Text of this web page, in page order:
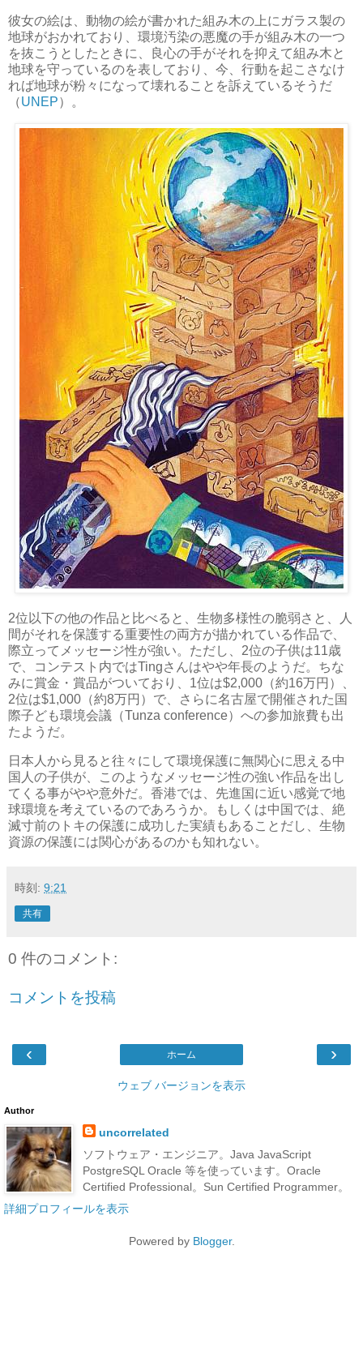
彼女の絵は、動物の絵が書かれた組み木の上にガラス製の
地球がおかれており、環境汚染の悪魔の手が組み木の一つ
を抜こうとしたときに、良心の手がそれを抑えて組み木と
地球を守っているのを表しており、今、行動を起こさなけ
れば地球が粉々になって壊れることを訴えているそうだ
（UNEP）。
2位以下の他の作品と比べると、生物多様性の脆弱さと、人
間がそれを保護する重要性の両方が描かれている作品で、
際立ってメッセージ性が強い。ただし、2位の子供は11歳
で、コンテスト内ではTingさんはやや年長のようだ。ちな
みに賞金・賞品がついており、1位は$2,000（約16万円）、
2位は$1,000（約8万円）で、さらに名古屋で開催された国
際子ども環境会議（Tunza conference）への参加旅費も出
たようだ。
日本人から見ると往々にして環境保護に無関心に思える中
国人の子供が、このようなメッセージ性の強い作品を出し
てくる事がやや意外だ。香港では、先進国に近い感覚で地
球環境を考えているのであろうか。もしくは中国では、絶
滅寸前のトキの保護に成功した実績もあることだし、生物
資源の保護には関心があるのかも知れない。
時刻: 9:21
共有
0 件のコメント:
コメントを投稿
‹ ›
ホーム
ウェブ バージョンを表示
Author
uncorrelated
ソフトウェア・エンジニア。Java JavaScript
PostgreSQL Oracle 等を使っています。Oracle
Certified Professional。Sun Certified Programmer。
詳細プロフィールを表示
Powered by Blogger.